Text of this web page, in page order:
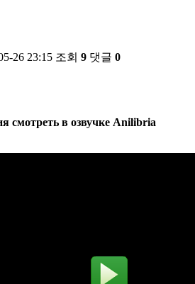
26 23:15 조회 9 댓글 0
смотреть в озвучке Anilibria